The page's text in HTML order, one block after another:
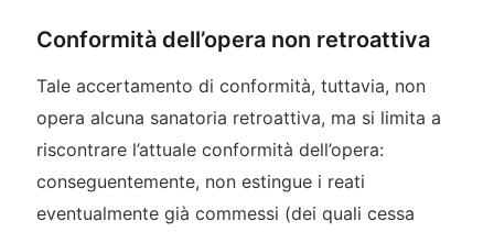
Conformità dell’opera non retroattiva
Tale accertamento di conformità, tuttavia, non
opera alcuna sanatoria retroattiva, ma si limita a
riscontrare l’attuale conformità dell’opera:
conseguentemente, non estingue i reati
eventualmente già commessi (dei quali cessa